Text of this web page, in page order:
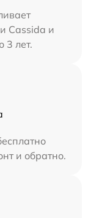
Cassida и
3 лет.
и обратно.